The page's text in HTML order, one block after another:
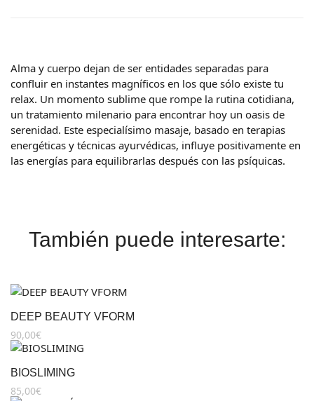
Alma y cuerpo dejan de ser entidades separadas para
confluir en instantes magníficos en los que sólo existe tu
relax. Un momento sublime que rompe la rutina cotidiana,
un tratamiento milenario para encontrar hoy un oasis de
serenidad. Este especialísimo masaje, basado en terapias
energéticas y técnicas ayurvédicas, influye positivamente en
las energías para equilibrarlas después con las psíquicas.
También puede interesarte:
DEEP BEAUTY VFORM
90,00€
BIOSLIMING
85,00€